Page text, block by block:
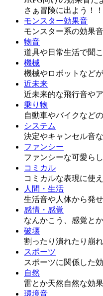
さぁ冒険に出よう！！
モンスター効果音
モンスター系の効果
物音
道具や日常生活で聞
機械
機械やロボットなど
近未来
近未来的な飛行音や
乗り物
自動車やバイクなど
システム
決定やキャンセル音
ファンシー
ファンシーな可愛ら
コミカル
コミカルな表現に使
人間・生活
生活音や人体から発
感情・感覚
なんかこう、感覚と
破壊
割ったり潰れたり崩
スポーツ
スポーツに関係した
自然
雷とか天然自然な効
環境音